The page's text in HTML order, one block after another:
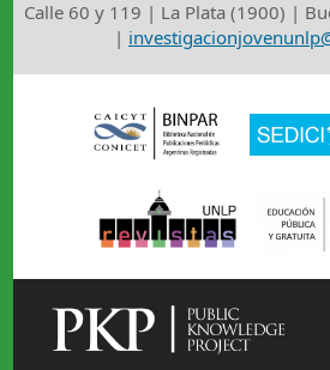
Calle 60 y 119 | La Plata (1900) |
|